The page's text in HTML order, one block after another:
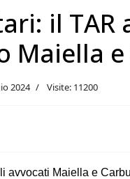
il TAR
Maiella
2024 Visite: 11200
Maiella e